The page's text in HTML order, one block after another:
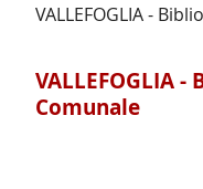
VALLEFOGLIA -
VALLEFOGLIA -
Comunale